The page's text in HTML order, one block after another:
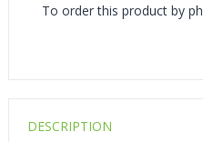
To order this product by
DESCRIPTION